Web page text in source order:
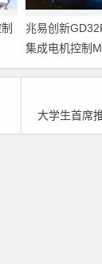
兆易创新
集成电机控制
能人形机器人
大学生首席推